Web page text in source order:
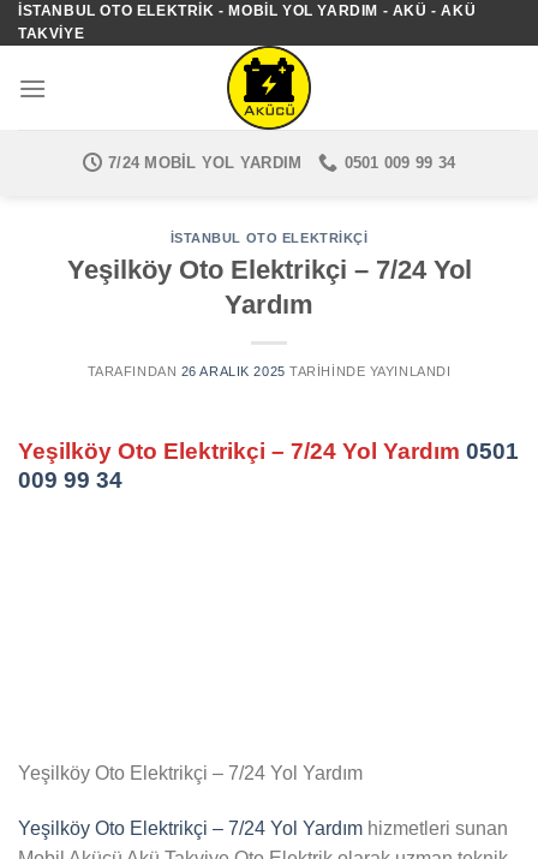
İçeriğe
atla
İSTANBUL OTO ELEKTRIK - MOBIL YOL YARDIM - AKÜ - AKÜ
TAKVIYE
7/24 MOBIL YOL YARDIM 0501 009 99 34
İSTANBUL OTO ELEKTRIKÇI
Yeşilköy Oto Elektrikçi – 7/24 Yol
Yardım
TARAFINDAN 26 ARALIK 2025 TARIHINDE YAYINLANDI
Yeşilköy Oto Elektrikçi – 7/24 Yol Yardım 0501
009 99 34
Yeşilköy Oto Elektrikçi – 7/24 Yol Yardım
Yeşilköy Oto Elektrikçi – 7/24 Yol Yardım hizmetleri sunan